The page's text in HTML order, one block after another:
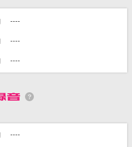
最新情報をチェック！
----
----
----
----